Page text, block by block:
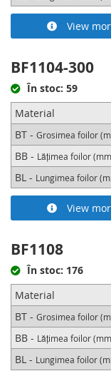
View
BF1104-300
În stoc: 59
Material
BT - Grosimea foilor
BB - Lățimea foilor
BL - Lungimea foilor
View
BF1108
În stoc: 176
Material
BT - Grosimea foilor
BB - Lățimea foilor
BL - Lungimea foilor